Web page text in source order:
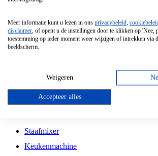
Vrijstaande Magnetron
Vrijstaande Kookplaat
Inbouw Gaskookplaat
Inbouw Keramische Kookplaat
Kookplaat Accessoires
Staafmixer
Keukenmachine
Meer informatie kunt u lezen in ons privacybeleid,
disclaimer, of opent u de instellingen door te klikken op 'Nee,
toestemming op ieder moment weer wijzigen of intrekken via
beeldscherm.
Weigeren
Accepteer alles